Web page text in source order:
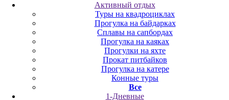
Активный отдых
Туры на квадроциклах
Прогулка на байдарках
Сплавы на сапбордах
Прогулка на каяках
Прогулки на яхте
Прокат питбайков
Прогулка на катере
Конные туры
Все
1-Дневные